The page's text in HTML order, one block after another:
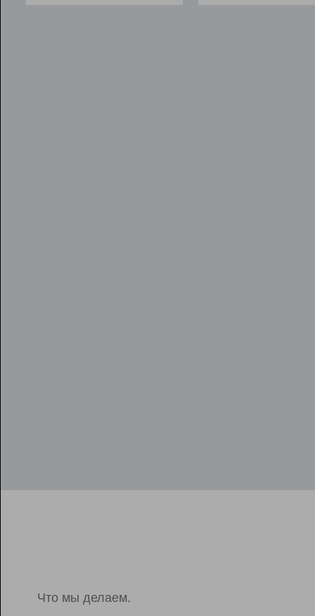
Что мы делаем.